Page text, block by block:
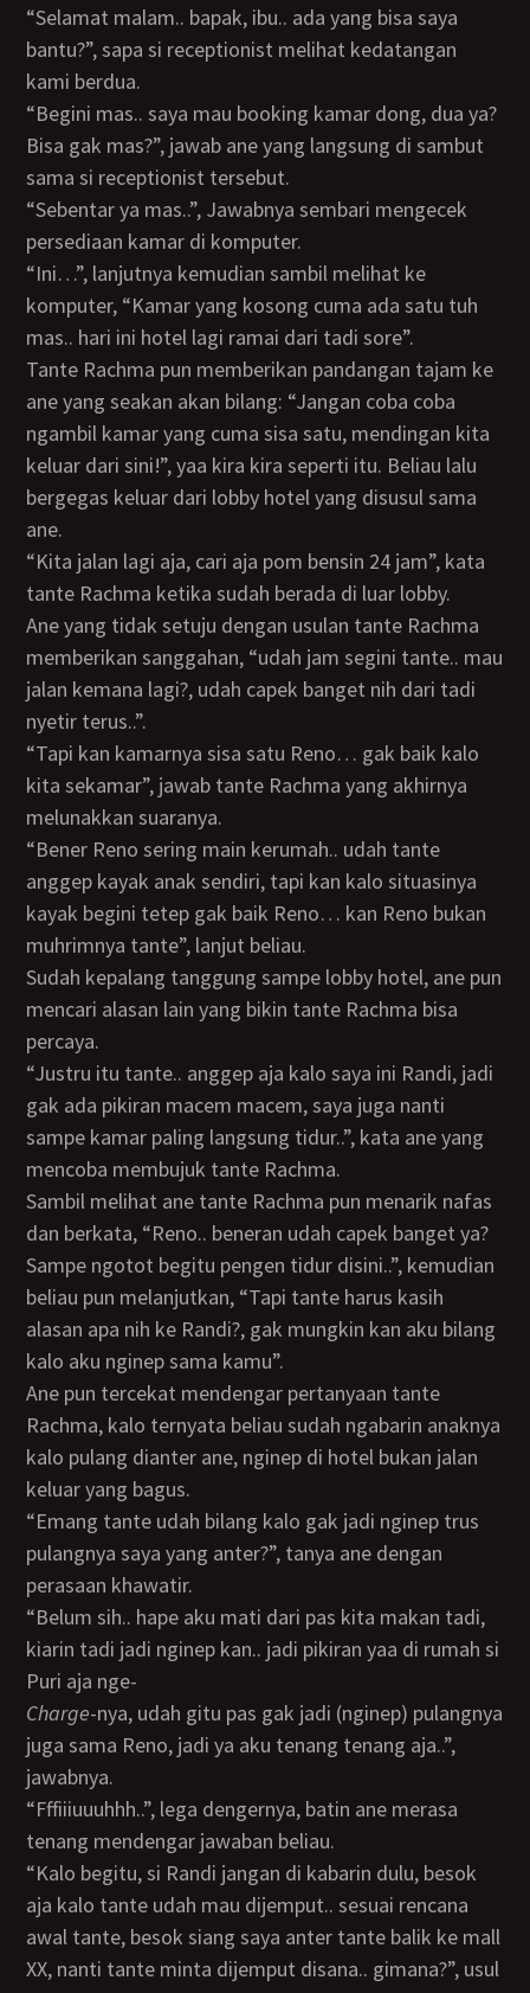
“Selamat malam.. bapak, ibu.. ada yang bisa saya
bantu?”, sapa si receptionist melihat kedatangan
kami berdua.
“Begini mas.. saya mau booking kamar dong, dua ya?
Bisa gak mas?”, jawab ane yang langsung di sambut
sama si receptionist tersebut.
“Sebentar ya mas..”, Jawabnya sembari mengecek
persediaan kamar di komputer.
“Ini…”, lanjutnya kemudian sambil melihat ke
komputer, “Kamar yang kosong cuma ada satu tuh
mas.. hari ini hotel lagi ramai dari tadi sore”.
Tante Rachma pun memberikan pandangan tajam ke
ane yang seakan akan bilang: “Jangan coba coba
ngambil kamar yang cuma sisa satu, mendingan kita
keluar dari sini!”, yaa kira kira seperti itu. Beliau lalu
bergegas keluar dari lobby hotel yang disusul sama
ane.
“Kita jalan lagi aja, cari aja pom bensin 24 jam”, kata
tante Rachma ketika sudah berada di luar lobby.
Ane yang tidak setuju dengan usulan tante Rachma
memberikan sanggahan, “udah jam segini tante.. mau
jalan kemana lagi?, udah capek banget nih dari tadi
nyetir terus..”.
“Tapi kan kamarnya sisa satu Reno… gak baik kalo
kita sekamar”, jawab tante Rachma yang akhirnya
melunakkan suaranya.
“Bener Reno sering main kerumah.. udah tante
anggep kayak anak sendiri, tapi kan kalo situasinya
kayak begini tetep gak baik Reno… kan Reno bukan
muhrimnya tante”, lanjut beliau.
Sudah kepalang tanggung sampe lobby hotel, ane pun
mencari alasan lain yang bikin tante Rachma bisa
percaya.
“Justru itu tante.. anggep aja kalo saya ini Randi, jadi
gak ada pikiran macem macem, saya juga nanti
sampe kamar paling langsung tidur..”, kata ane yang
mencoba membujuk tante Rachma.
Sambil melihat ane tante Rachma pun menarik nafas
dan berkata, “Reno.. beneran udah capek banget ya?
Sampe ngotot begitu pengen tidur disini..”, kemudian
beliau pun melanjutkan, “Tapi tante harus kasih
alasan apa nih ke Randi?, gak mungkin kan aku bilang
kalo aku nginep sama kamu”.
Ane pun tercekat mendengar pertanyaan tante
Rachma, kalo ternyata beliau sudah ngabarin anaknya
kalo pulang dianter ane, nginep di hotel bukan jalan
keluar yang bagus.
“Emang tante udah bilang kalo gak jadi nginep trus
pulangnya saya yang anter?”, tanya ane dengan
perasaan khawatir.
“Belum sih.. hape aku mati dari pas kita makan tadi,
kiarin tadi jadi nginep kan.. jadi pikiran yaa di rumah si
Puri aja nge-
charge-nya, udah gitu pas gak jadi (nginep) pulangnya
juga sama Reno, jadi ya aku tenang tenang aja..”,
jawabnya.
“fffiiiuuuhhh..”, lega dengernya, batin ane merasa
tenang mendengar jawaban beliau.
“Kalo begitu, si Randi jangan di kabarin dulu, besok
aja kalo tante udah mau dijemput.. sesuai rencana
awal tante, besok siang saya anter tante balik ke mall
XX, nanti tante minta dijemput disana.. gimana?”, usul